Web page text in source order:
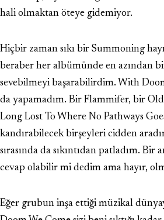
hali olmaktan öteye gidemiyor.
Hiçbir zaman sıkı bir Summoning
beraber her albümünde en azından bir
sevebilmeyi başarabilirdim. With
da yapamadım. Bir Flammifer, bir
Long Lost To Where No Pathways
kandırabilecek birşeyleri cidden
sırasında da sıkıntıdan patladım.
cevap olabilir mi dedim ama hayır,
Eğer grubun inşa ettiği müzikal